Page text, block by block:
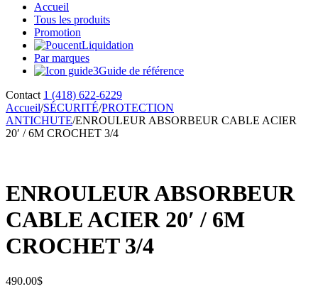
Accueil
Tous les produits
Promotion
Liquidation
Par marques
Guide de référence
Contact 1 (418) 622-6229
Accueil/SÉCURITÉ/PROTECTION
ANTICHUTE/ENROULEUR ABSORBEUR CABLE ACIER
20′ / 6M CROCHET 3/4
ENROULEUR ABSORBEUR
CABLE ACIER 20′ / 6M
CROCHET 3/4
490.00$